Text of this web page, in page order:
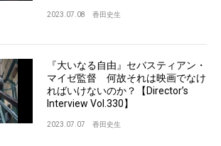
2023.07.08 香田史生
『大いなる自由』セバスティアン・
マイゼ監督 何故それは映画でなけ
ればいけないのか？【Director’s
Interview Vol.330】
2023.07.07 香田史生